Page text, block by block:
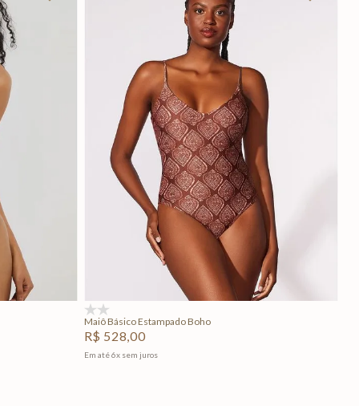
GG P M
Adicionar na sacola
Maiô Básico Estampado Boho
R$ 528,00
Em até6x sem juros